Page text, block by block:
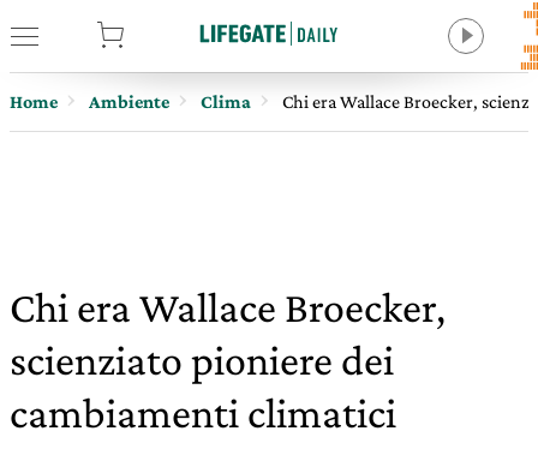
Home Ambiente Clima Chi era Wallace Broecker,
Chi era Wallace Broecker,
scienziato pioniere dei
cambiamenti climatici